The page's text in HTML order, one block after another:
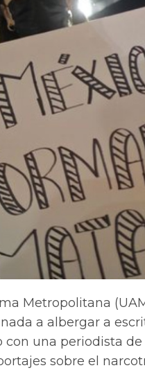
Metropolitana
a albergar a
con una periodista de
sobre el